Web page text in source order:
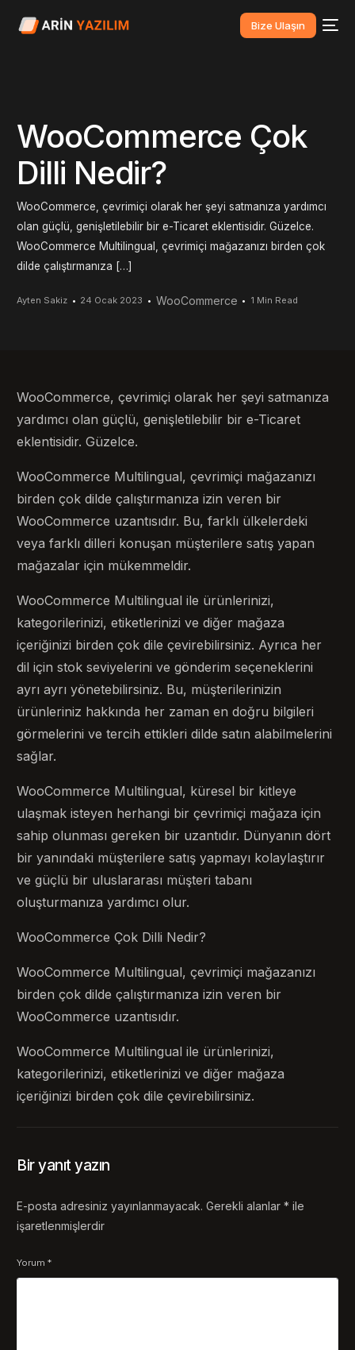
Bize Ulaşın
WooCommerce Çok
Dilli Nedir?
WooCommerce, çevrimiçi olarak her şeyi satmanıza yardımcı
olan güçlü, genişletilebilir bir e-Ticaret eklentisidir. Güzelce.
WooCommerce Multilingual, çevrimiçi mağazanızı birden çok
dilde çalıştırmanıza […]
Ayten Sakiz 24 Ocak 2023 WooCommerce 1 Min Read
WooCommerce, çevrimiçi olarak her şeyi satmanıza
yardımcı olan güçlü, genişletilebilir bir e-Ticaret
eklentisidir. Güzelce.
WooCommerce Multilingual, çevrimiçi mağazanızı
birden çok dilde çalıştırmanıza izin veren bir
WooCommerce uzantısıdır. Bu, farklı ülkelerdeki
veya farklı dilleri konuşan müşterilere satış yapan
mağazalar için mükemmeldir.
WooCommerce Multilingual ile ürünlerinizi,
kategorilerinizi, etiketlerinizi ve diğer mağaza
içeriğinizi birden çok dile çevirebilirsiniz. Ayrıca her
dil için stok seviyelerini ve gönderim seçeneklerini
ayrı ayrı yönetebilirsiniz. Bu, müşterilerinizin
ürünleriniz hakkında her zaman en doğru bilgileri
görmelerini ve tercih ettikleri dilde satın alabilmelerini
sağlar.
WooCommerce Multilingual, küresel bir kitleye
ulaşmak isteyen herhangi bir çevrimiçi mağaza için
sahip olunması gereken bir uzantıdır. Dünyanın dört
bir yanındaki müşterilere satış yapmayı kolaylaştırır
ve güçlü bir uluslararası müşteri tabanı
oluşturmanıza yardımcı olur.
WooCommerce Çok Dilli Nedir?
WooCommerce Multilingual, çevrimiçi mağazanızı
birden çok dilde çalıştırmanıza izin veren bir
WooCommerce uzantısıdır.
WooCommerce Multilingual ile ürünlerinizi,
kategorilerinizi, etiketlerinizi ve diğer mağaza
içeriğinizi birden çok dile çevirebilirsiniz.
Bir yanıt yazın
E-posta adresiniz yayınlanmayacak. Gerekli alanlar* ile
işaretlenmişlerdir
Yorum*